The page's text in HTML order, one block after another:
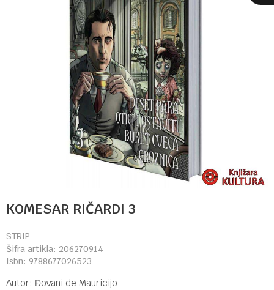
KOMESAR RIČARDI 3
STRIP
Šifra artikla: 206270914
Isbn: 9788677026523
Autor: Đovani de Mauricijo